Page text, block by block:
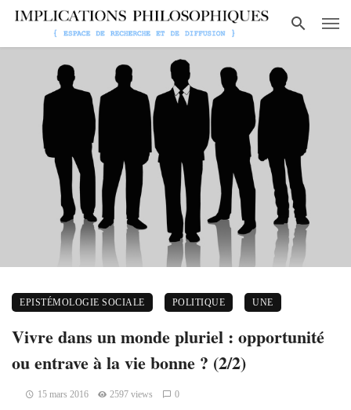
EPISTÉMOLOGIE SOCIALE POLITIQUE UNE
Vivre dans un monde pluriel : opportunité
ou entrave à la vie bonne ? (2/2)
15 mars 2016 2597 views 0